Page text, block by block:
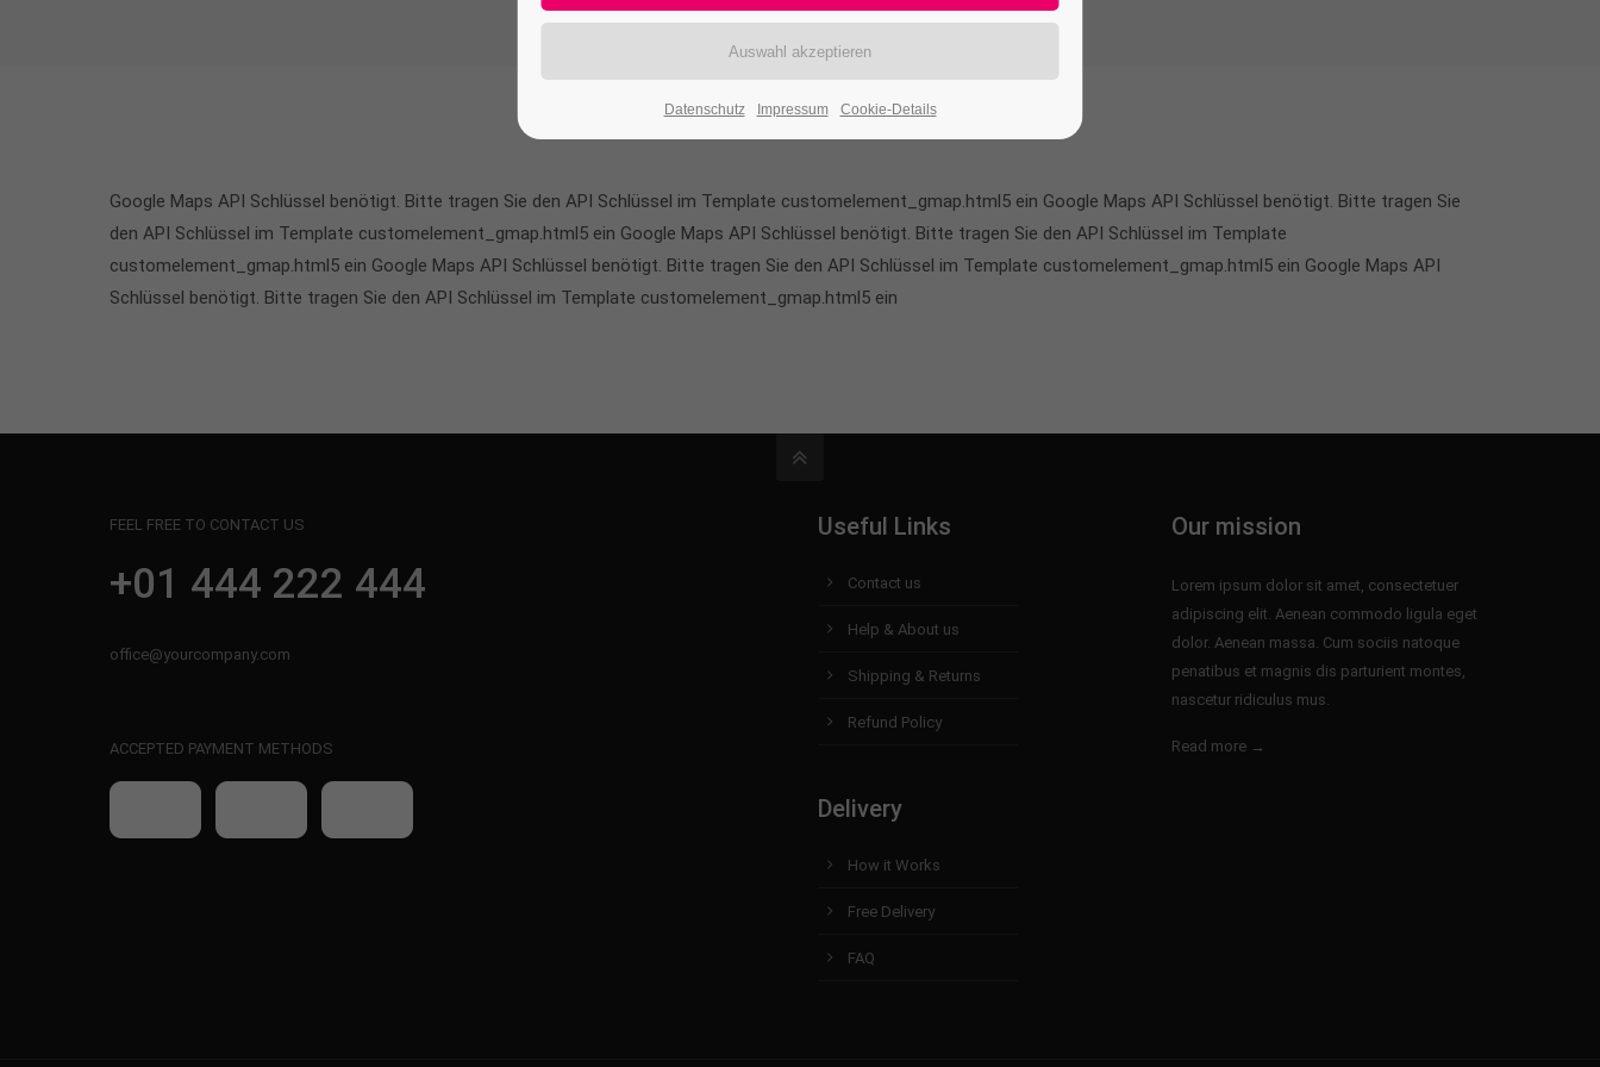
Google Maps API Schlüssel benötigt. Bitte tragen Sie den API Schlüssel im Template customelement_gmap.html5 ein Google Maps API Schlüssel benötigt. Bitte tragen Sie
den API Schlüssel im Template customelement_gmap.html5 ein Google Maps API Schlüssel benötigt. Bitte tragen Sie den API Schlüssel im Template
customelement_gmap.html5 ein Google Maps API Schlüssel benötigt. Bitte tragen Sie den API Schlüssel im Template customelement_gmap.html5 ein Google Maps API
Schlüssel benötigt. Bitte tragen Sie den API Schlüssel im Template customelement_gmap.html5 ein
FEEL FREE TO CONTACT US
+01 444 222 444
office@yourcompany.com
ACCEPTED PAYMENT METHODS
Useful Links
Contact us
Help & About us
Shipping & Returns
Refund Policy
Delivery
How it Works
Free Delivery
FAQ
Our mission
Lorem ipsum dolor sit amet, consectetuer
adipiscing elit. Aenean commodo ligula eget
dolor. Aenean massa. Cum sociis natoque
penatibus et magnis dis parturient montes,
nascetur ridiculus mus.
Read more →
Datenschutz Impressum Cookie-Details